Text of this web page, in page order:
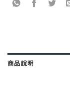
商品說明